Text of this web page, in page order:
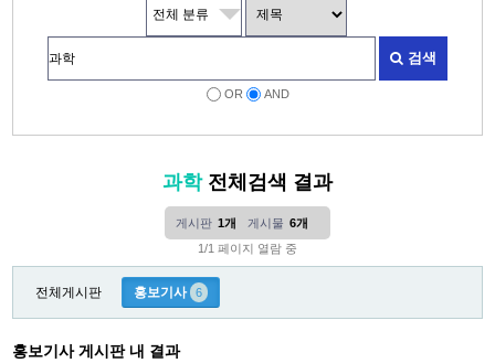
검색
OR AND
과학전체검색 결과
게시판 1개 게시물 6개
1/1 페이지 열람 중
전체게시판 홍보기사 6
홍보기사 게시판 내 결과